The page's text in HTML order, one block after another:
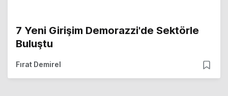
7 Yeni Girişim Demorazzi'de Sektörle
Buluştu
Fırat Demirel